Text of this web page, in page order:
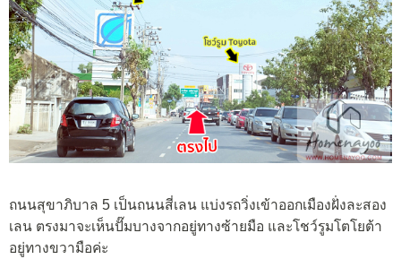
ถนนสุขาภิบาล 5 เป็นถนนสี่เลน แบ่งรถวิ่งเข้าออกเมืองฝั่งละสอง
เลน ตรงมาจะเห็นปั๊มบางจากอยู่ทางซ้ายมือ และโชว์รูมโตโยต้า
อยู่ทางขวามือค่ะ